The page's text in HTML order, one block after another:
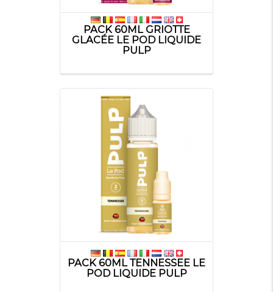
PACK 60ML GRIOTTE
GLACÉE LE POD LIQUIDE
PULP
PACK 60ML TENNESSEE LE
POD LIQUIDE PULP